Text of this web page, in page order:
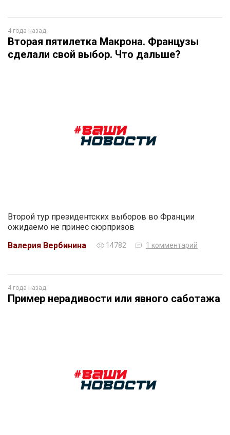
4 года назад
Вторая пятилетка Макрона. Французы
сделали свой выбор. Что дальше?
Второй тур президентских выборов во Франции
ожидаемо не принес сюрпризов
Валерия Вербинина
14782 1 комментарий
4 года назад
Пример нерадивости или явного саботажа